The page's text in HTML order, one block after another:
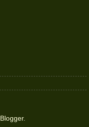
Blogger.